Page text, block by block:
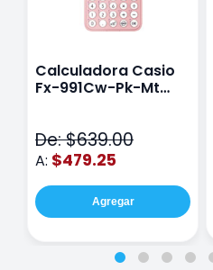
Calculadora Casio
Fx-991Cw-Pk-Mt
De: $639.00
A: $479.25
Agregar